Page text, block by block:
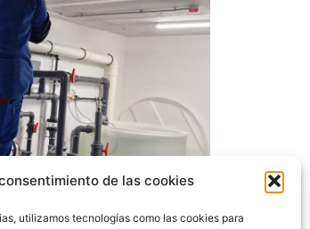
de las cookies
utilizamos tecnologías como las cookies para